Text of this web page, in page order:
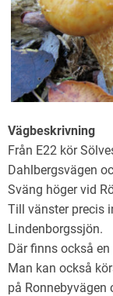
Vägbeskrivning
Från E22 kör
Dahlbergsvägen
Sväng höger vid
Till vänster precis
Lindenborgssjön.
Där finns också en
Man kan också
på Ronnebyvägen